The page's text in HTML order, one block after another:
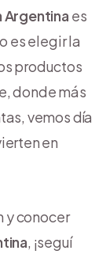
Argentina es
es elegir la
productos
donde más
vemos día
en
y conocer
, ¡seguí